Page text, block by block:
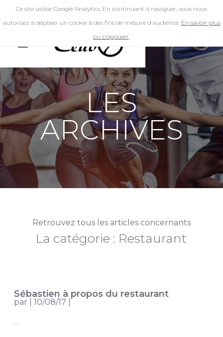
Ce site utilise Google Analytics. En continuant à naviguer, vous nous
autorisez à déposer un cookie à des fins de mesure d'audience. En savoir plus
ou s'opposer.
LES
ARCHIVES
Retrouvez tous les articles concernants
La catégorie : Restaurant
Sébastien à propos du restaurant
par |10/08/17